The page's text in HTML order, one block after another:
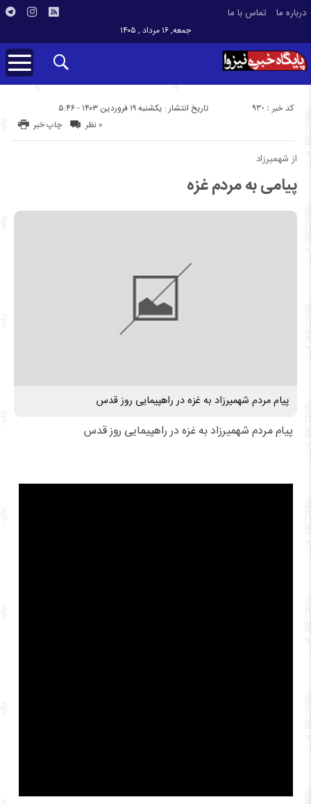
درباره ما تماس با ما
جمعه, ۱۶ مرداد , ۱۴۰۵
تاریخ انتشار : یکشنبه ۱۹ فروردین ۱۴۰۳ - ۵:۴۶ کد خبر : 930
چاپ خبر ۰ نظر
از شهمیرزاد
پیامی به مردم غزه
پیام مردم شهمیرزاد به غزه در راهپیمایی روز قدس
پیام مردم شهمیرزاد به غزه در راهپیمایی روز قدس